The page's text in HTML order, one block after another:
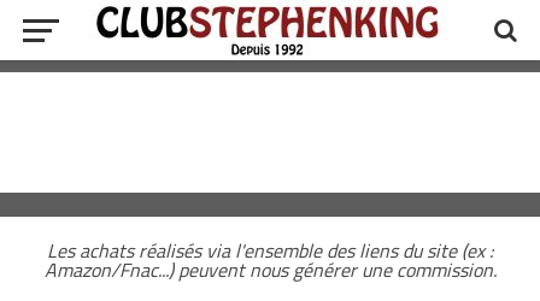
Les achats réalisés via l'ensemble des liens du site (ex :
Amazon/Fnac...) peuvent nous générer une commission.